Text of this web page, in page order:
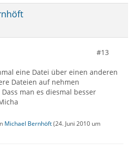
#13
eine Datei über einen anderen
Dateien auf nehmen
man es diesmal besser
Michael Bernhöft(24. Juni 2010 um